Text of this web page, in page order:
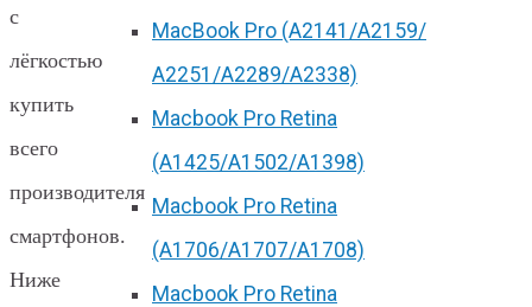
MacBook Pro (А2141/А2159/
А2251/A2289/A2338)
Macbook Pro Retina
(А1425/A1502/A1398)
Macbook Pro Retina
(А1706/A1707/A1708)
Macbook Pro Retina
с
лёгкостью
купить
всего
производителя
смартфонов.
Ниже